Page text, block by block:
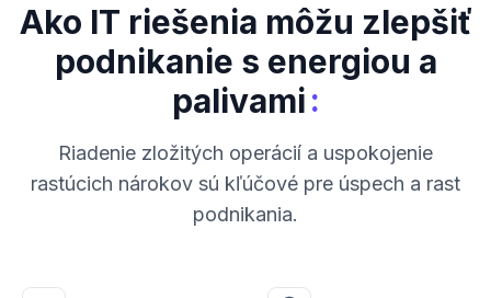
Ako IT riešenia môžu zlepšiť
podnikanie s energiou a
palivami:
Riadenie zložitých operácií a uspokojenie
rastúcich nárokov sú kľúčové pre úspech a rast
podnikania.